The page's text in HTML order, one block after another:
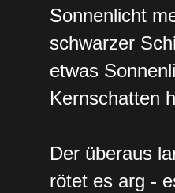
Sonnenlicht
schwarzer
etwas
Kernschatten
Der überaus
rötet es arg -